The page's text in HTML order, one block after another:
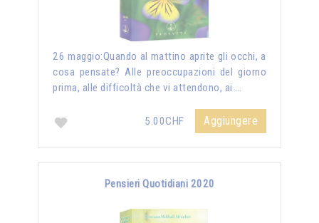
26 maggio:Quando al mattino aprite gli occhi, a
cosa pensate? Alle preoccupazioni del giorno
prima, alle difficoltà che vi attendono, ai …
5.00CHF Aggiungere
Pensieri Quotidiani 2020